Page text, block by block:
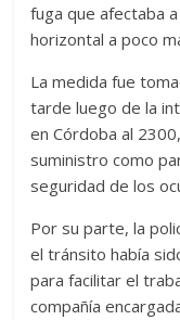
fuga que afectaba
horizontal a poco
La medida fue
tarde luego de la
en Córdoba al
suministro como
seguridad de los
Por su parte, la
el tránsito había
para facilitar el
compañía